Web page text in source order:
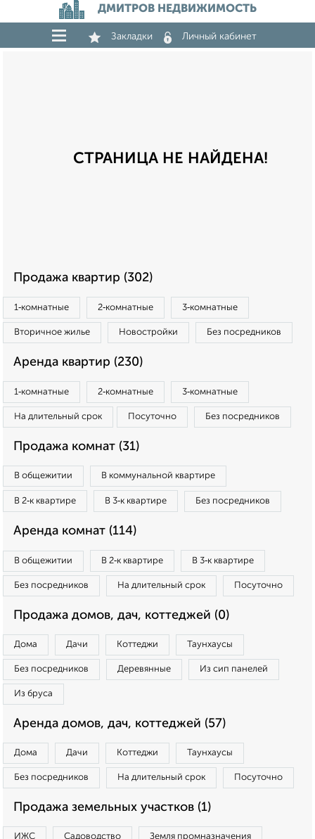
ДМИТРОВ НЕДВИЖИМОСТЬ
Закладки Личный кабинет
СТРАНИЦА НЕ НАЙДЕНА!
Продажа квартир (302)
1‑комнатные 2‑комнатные 3‑комнатные
Вторичное жилье Новостройки Без посредников
Аренда квартир (230)
1‑комнатные 2‑комнатные 3‑комнатные
На длительный срок Посуточно Без посредников
Продажа комнат (31)
В общежитии В коммунальной квартире
В 2‑к квартире В 3‑к квартире Без посредников
Аренда комнат (114)
В общежитии В 2‑к квартире В 3‑к квартире
Без посредников На длительный срок Посуточно
Продажа домов, дач, коттеджей (0)
Дома Дачи Коттеджи Таунхаусы
Без посредников Деревянные Из сип панелей
Из бруса
Аренда домов, дач, коттеджей (57)
Дома Дачи Коттеджи Таунхаусы
Без посредников На длительный срок Посуточно
Продажа земельных участков (1)
ИЖС Садоводство Земля промназначения